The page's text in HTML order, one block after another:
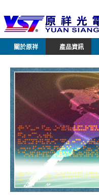
關於原祥 產品資訊